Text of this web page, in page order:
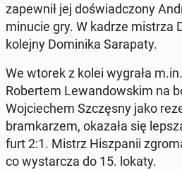
za­pewnił jej doświad­c­zony
minucie gry. W kadrze mistrza
kolejny Do­mini­ka Sara­p­aty.
We wtorek z kolei wygrała
Robertem Lewandowskim na
Wo­j­ciechem Szczęs­ny jako
bramkarzem, okazała się
furt 2:1. Mistrz Hisz­panii
co wystar­cza do 15. lokaty.